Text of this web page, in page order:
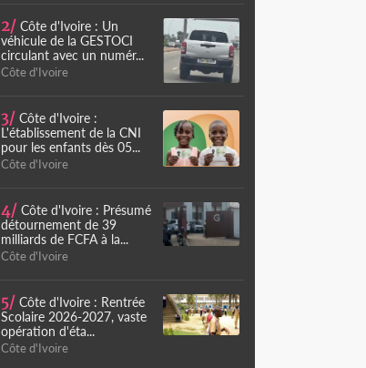
2/ Côte d'Ivoire : Un
véhicule de la GESTOCI
circulant avec un numér...
Côte d'Ivoire
3/ Côte d'Ivoire :
L'établissement de la CNI
pour les enfants dès 05...
Côte d'Ivoire
4/ Côte d'Ivoire : Présumé
détournement de 39
milliards de FCFA à la...
Côte d'Ivoire
5/ Côte d'Ivoire : Rentrée
Scolaire 2026-2027, vaste
opération d'éta...
Côte d'Ivoire